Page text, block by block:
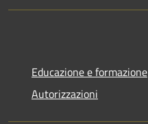
Educazione e formazione
Autorizzazioni